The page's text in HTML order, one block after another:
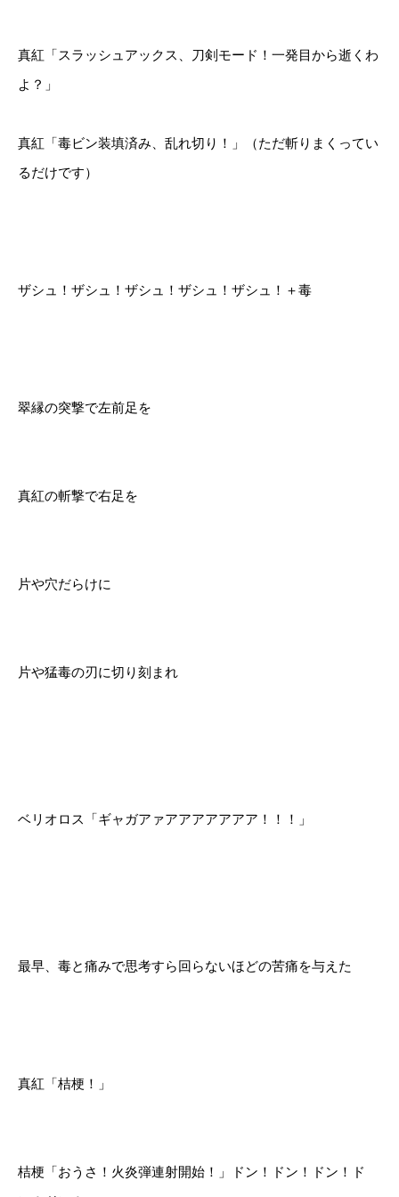
真紅「スラッシュアックス、刀剣モード！一発目から逝くわ
よ？」
真紅「毒ビン装填済み、乱れ切り！」（ただ斬りまくってい
るだけです）
ザシュ！ザシュ！ザシュ！ザシュ！ザシュ！＋毒
翠縁の突撃で左前足を
真紅の斬撃で右足を
片や穴だらけに
片や猛毒の刃に切り刻まれ
ベリオロス「ギャガアァアアアアアアア！！！」
最早、毒と痛みで思考すら回らないほどの苦痛を与えた
真紅「桔梗！」
桔梗「おうさ！火炎弾連射開始！」ドン！ドン！ドン！ド